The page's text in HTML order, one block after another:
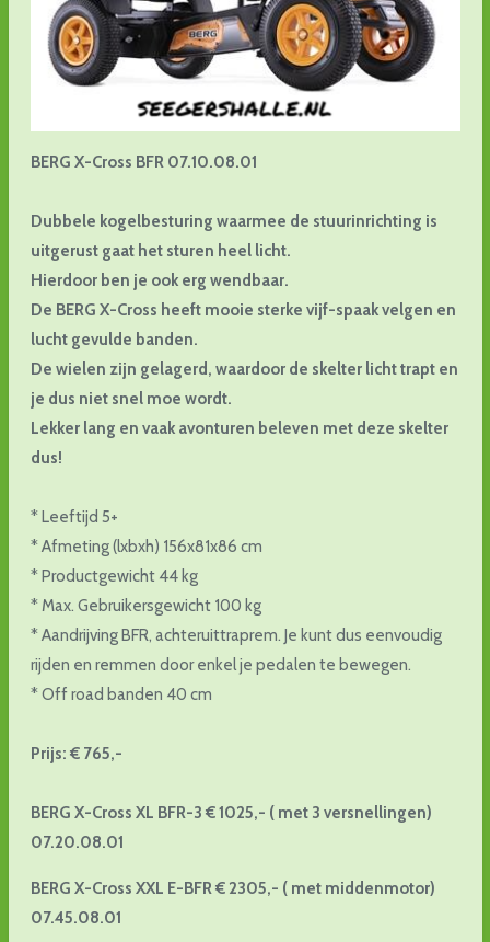
BERG X-Cross BFR 07.10.08.01
Dubbele kogelbesturing waarmee de stuurinrichting is
uitgerust gaat het sturen heel licht.
Hierdoor ben je ook erg wendbaar.
De BERG X-Cross heeft mooie sterke vijf-spaak velgen en
lucht gevulde banden.
De wielen zijn gelagerd, waardoor de skelter licht trapt en
je dus niet snel moe wordt.
Lekker lang en vaak avonturen beleven met deze skelter
dus!
* Leeftijd 5+
* Afmeting (lxbxh) 156x81x86 cm
* Productgewicht 44 kg
* Max. Gebruikersgewicht 100 kg
* Aandrijving BFR, achteruittraprem. Je kunt dus eenvoudig
rijden en remmen door enkel je pedalen te bewegen.
* Off road banden 40 cm
Prijs: € 765,-
BERG X-Cross XL BFR-3 € 1025,- ( met 3 versnellingen)
07.20.08.01
BERG X-Cross XXL E-BFR € 2305,- ( met middenmotor)
07.45.08.01